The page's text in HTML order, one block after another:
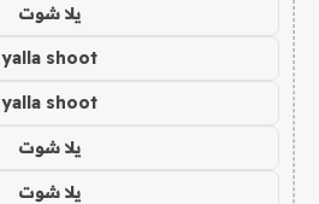
يلا شوت
yalla shoot
yalla shoot
يلا شوت
يلا شوت